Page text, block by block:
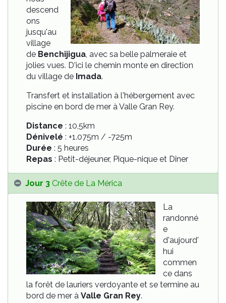
descend
ons
jusqu'au
village
de Benchijigua, avec sa belle palmeraie et
jolies vues. D'ici le chemin monte en direction
du village de Imada.
Transfert et installation à l'hébergement avec
piscine en bord de mer à Valle Gran Rey.
Distance : 10,5km
Dénivelé : +1.075m / -725m
Durée : 5 heures
Repas : Petit-déjeuner, Pique-nique et Dîner
Jour 3 Crête de La Mérica
La
randonné
e
d'aujourd'
hui
commen
ce dans
la forêt de lauriers verdoyante et se termine au
bord de mer à Valle Gran Rey.